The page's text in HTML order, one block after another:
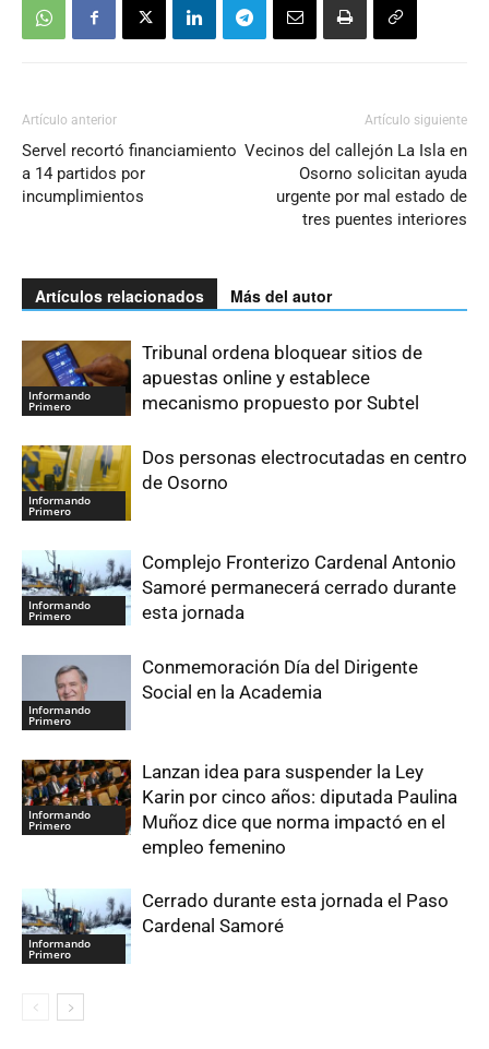
Artículo anterior
Servel recortó financiamiento
a 14 partidos por
incumplimientos
Artículo siguiente
Vecinos del callejón La Isla en
Osorno solicitan ayuda
urgente por mal estado de
tres puentes interiores
Artículos relacionados Más del autor
Informando
Primero
Tribunal ordena bloquear sitios de
apuestas online y establece
mecanismo propuesto por Subtel
Informando
Primero
Dos personas electrocutadas en centro
de Osorno
Informando
Primero
Complejo Fronterizo Cardenal Antonio
Samoré permanecerá cerrado durante
esta jornada
Informando
Primero
Conmemoración Día del Dirigente
Social en la Academia
Informando
Primero
Lanzan idea para suspender la Ley
Karin por cinco años: diputada Paulina
Muñoz dice que norma impactó en el
empleo femenino
Informando
Primero
Cerrado durante esta jornada el Paso
Cardenal Samoré